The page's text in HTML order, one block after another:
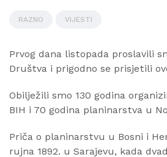
RAZNO VIJESTI
Prvog dana listopada proslavili
Društva i prigodno se prisjetili
Obilježili smo 130 godina
BIH i 70 godina planinarstva u
Priča o planinarstvu u Bosni i
rujna 1892. u Sarajevu, kada